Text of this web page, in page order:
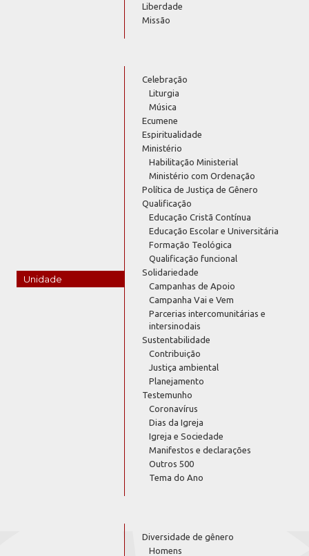
Liberdade
Missão
Unidade
Celebração
Liturgia
Música
Ecumene
Espiritualidade
Ministério
Habilitação Ministerial
Ministério com Ordenação
Política de Justiça de Gênero
Qualificação
Educação Cristã Contínua
Educação Escolar e Universitária
Formação Teológica
Qualificação funcional
Solidariedade
Campanhas de Apoio
Campanha Vai e Vem
Parcerias intercomunitárias e
intersinodais
Sustentabilidade
Contribuição
Justiça ambiental
Planejamento
Testemunho
Coronavírus
Dias da Igreja
Igreja e Sociedade
Manifestos e declarações
Outros 500
Tema do Ano
Diversidade de gênero
Homens